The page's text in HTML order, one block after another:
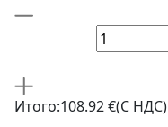
Итого:108.92 €(С НДС)